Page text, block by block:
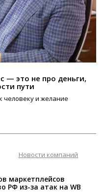
— это не про деньги,
пути
и желание
Новости компаний
маркетплейсов
РФ из-за атак на WB